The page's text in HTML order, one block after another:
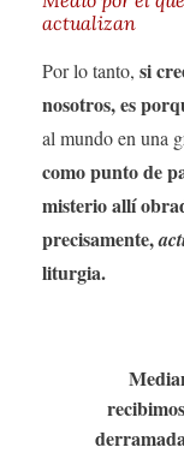
actualizan
Por lo tanto, si
nosotros, es
al mundo en una
como punto de
misterio allí
precisamente,
liturgia.